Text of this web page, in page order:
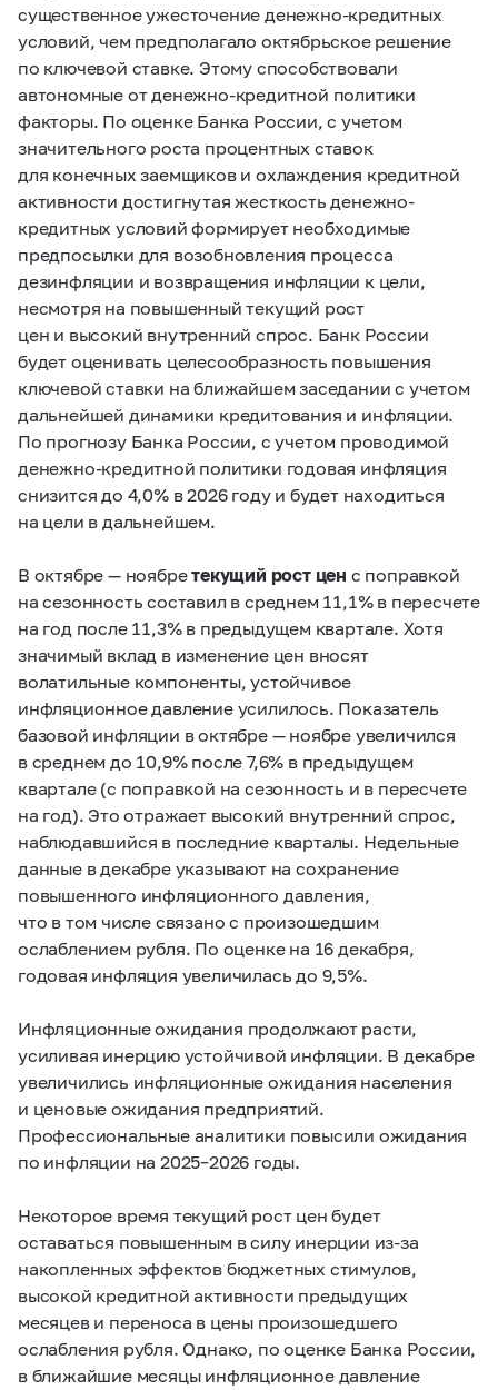
существенное ужесточение денежно-кредитных
условий, чем предполагало октябрьское решение
по ключевой ставке. Этому способствовали
автономные от денежно-кредитной политики
факторы. По оценке Банка России, с учетом
значительного роста процентных ставок
для конечных заемщиков и охлаждения кредитной
активности достигнутая жесткость денежно-
кредитных условий формирует необходимые
предпосылки для возобновления процесса
дезинфляции и возвращения инфляции к цели,
несмотря на повышенный текущий рост
цен и высокий внутренний спрос. Банк России
будет оценивать целесообразность повышения
ключевой ставки на ближайшем заседании с учетом
дальнейшей динамики кредитования и инфляции.
По прогнозу Банка России, с учетом проводимой
денежно-кредитной политики годовая инфляция
снизится до 4,0% в 2026 году и будет находиться
на цели в дальнейшем.
В октябре — ноябретекущий рост цен с поправкой
на сезонность составил в среднем 11,1% в пересчете
на год после 11,3% в предыдущем квартале. Хотя
значимый вклад в изменение цен вносят
волатильные компоненты, устойчивое
инфляционное давление усилилось. Показатель
базовой инфляции в октябре — ноябре увеличился
в среднем до 10,9% после 7,6% в предыдущем
квартале (с поправкой на сезонность и в пересчете
на год). Это отражает высокий внутренний спрос,
наблюдавшийся в последние кварталы. Недельные
данные в декабре указывают на сохранение
повышенного инфляционного давления,
что в том числе связано с произошедшим
ослаблением рубля. По оценке на 16 декабря,
годовая инфляция увеличилась до 9,5%.
Инфляционные ожидания продолжают расти,
усиливая инерцию устойчивой инфляции. В декабре
увеличились инфляционные ожидания населения
и ценовые ожидания предприятий.
Профессиональные аналитики повысили ожидания
по инфляции на2025–2026 годы.
Некоторое время текущий рост цен будет
оставаться повышенным в силу инерции из-за
накопленных эффектов бюджетных стимулов,
высокой кредитной активности предыдущих
месяцев и переноса в цены произошедшего
ослабления рубля. Однако, по оценке Банка России,
в ближайшие месяцы инфляционное давление